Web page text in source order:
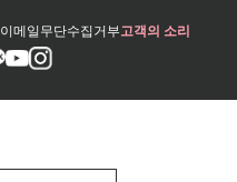
이메일무단수집거부고객의 소리